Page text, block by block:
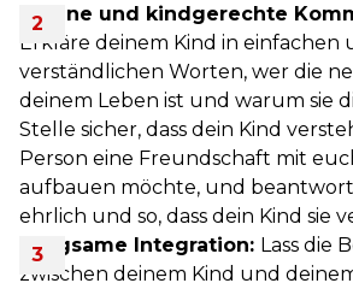
Offene und kindgerechte
Erkläre deinem Kind in einfachen
verständlichen Worten, wer die
deinem Leben ist und warum sie
Stelle sicher, dass dein Kind
Person eine Freundschaft mit
aufbauen möchte, und
ehrlich und so, dass dein Kind sie
Langsame Integration: Lass die
zwischen deinem Kind und